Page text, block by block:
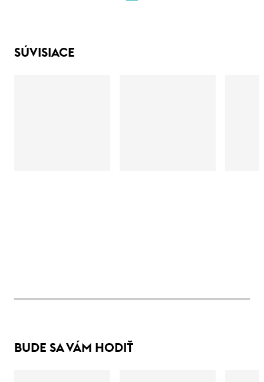
SÚVISIACE
BUDE SA VÁM HODIŤ